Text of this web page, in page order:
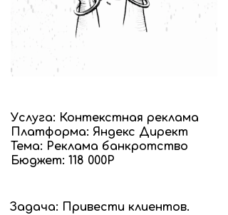
Услуга: Контекстная реклама
Платформа: Яндекс Директ
Тема: Реклама банкротство
Бюджет: 118 000Р
Задача: Привести клиентов.